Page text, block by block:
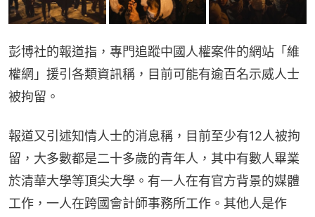
彭博社的報道指，專門追蹤中國人權案件的網站「維
權網」援引各類資訊稱，目前可能有逾百名示威人士
被拘留。
報道又引述知情人士的消息稱，目前至少有12人被拘
留，大多數都是二十多歲的青年人，其中有數人畢業
於清華大學等頂尖大學。有一人在有官方背景的媒體
工作，一人在跨國會計師事務所工作。其他人是作